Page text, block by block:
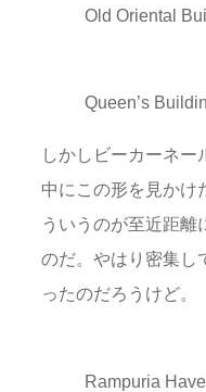
Old Oriental
Queen’s
しかしビーカーネー
中にこの形を見かけ
ういうのが至近距離
のだ。やはり密集し
ったのだろうけど。
Rampuria